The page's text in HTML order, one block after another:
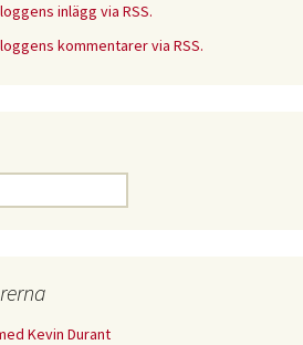
inlägg via RSS.
kommentarer via RSS.
Kevin Durant